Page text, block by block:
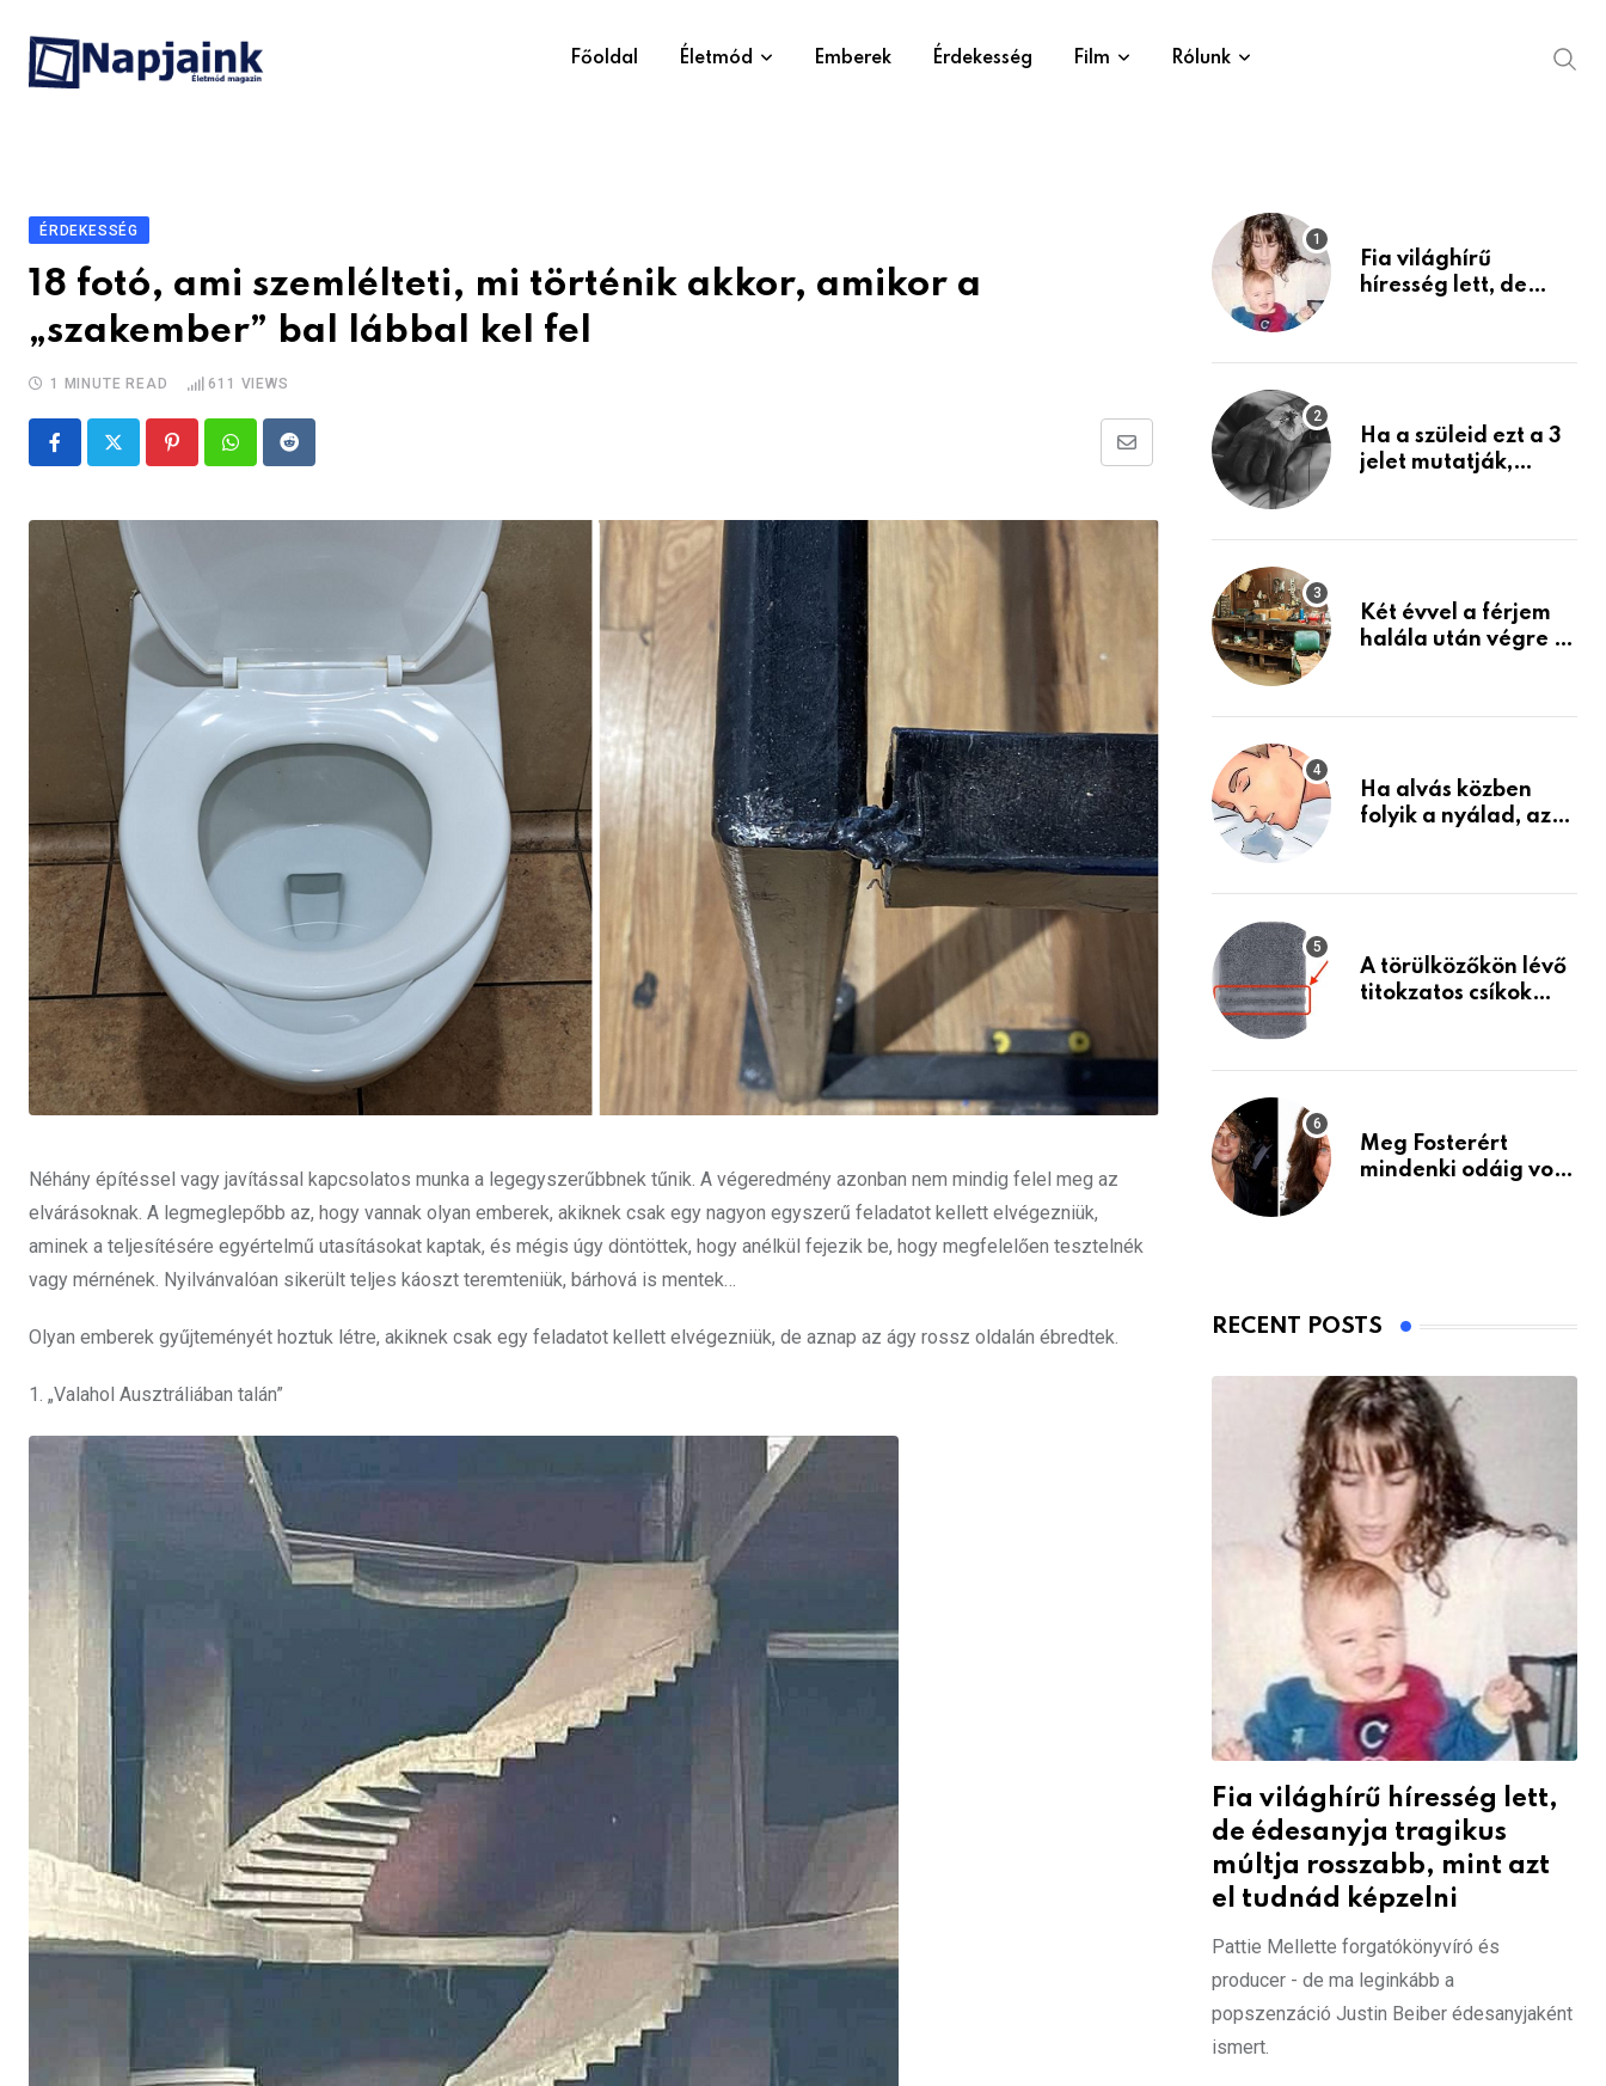
content
Főoldal Életmód Emberek Érdekesség Film Rólunk
ÉRDEKESSÉG
18 fotó, ami szemlélteti, mi történik akkor, amikor a
„szakember” bal lábbal kel fel
1 MINUTE READ 611 VIEWS
PinterestWhatsappReddit
Share
Email
Néhány építéssel vagy javítással kapcsolatos munka a legegyszerűbbnek tűnik. A végeredmény azonban nem mindig felel meg az
elvárásoknak. A legmeglepőbb az, hogy vannak olyan emberek, akiknek csak egy nagyon egyszerű feladatot kellett elvégezniük,
aminek a teljesítésére egyértelmű utasításokat kaptak, és mégis úgy döntöttek, hogy anélkül fejezik be, hogy megfelelően tesztelnék
vagy mérnének. Nyilvánvalóan sikerült teljes káoszt teremteniük, bárhová is mentek…
Olyan emberek gyűjteményét hoztuk létre, akiknek csak egy feladatot kellett elvégezniük, de aznap az ágy rossz oldalán ébredtek.
1. „Valahol Ausztráliában talán”
Fia világhírű
híresség lett, de
mint azt el tudnád
Ha a szüleid ezt a 3
jelet mutatják,
Készülj fel arra, ami
Két évvel a férjem
halála után végre át
holmiját – amit
életemet
Ha alvás közben
folyik a nyálad, az
A törülközőkön lévő
titokzatos csíkok
Meg Fosterért
mindenki odáig volt
RECENT POSTS
Fia világhírű híresség lett,
de édesanyja tragikus
múltja rosszabb, mint azt
el tudnád képzelni
Pattie Mellette forgatókönyvíró és
producer - de ma leginkább a
popszenzáció Justin Beiber édesanyjaként
ismert.